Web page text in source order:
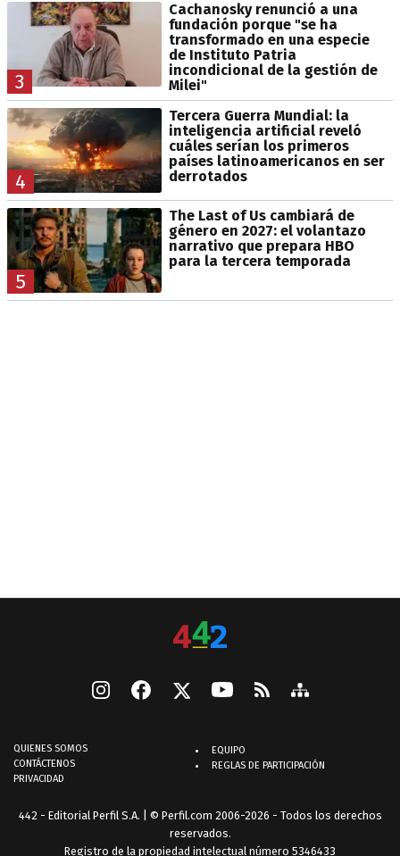
3
Cachanosky renunció a una
fundación porque "se ha
transformado en una especie
de Instituto Patria
incondicional de la gestión de
Milei"
4
Tercera Guerra Mundial: la
inteligencia artificial reveló
cuáles serían los primeros
países latinoamericanos en ser
derrotados
5
The Last of Us cambiará de
género en 2027: el volantazo
narrativo que prepara HBO
para la tercera temporada
QUIENES SOMOS
CONTÁCTENOS
PRIVACIDAD
EQUIPO
REGLAS DE PARTICIPACIÓN
442 - Editorial Perfil S.A. | © Perfil.com 2006-2026 - Todos los derechos
reservados.
Registro de la propiedad intelectual número 5346433